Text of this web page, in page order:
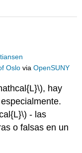
Oslo viaOpenSUNY
, hay
- las
o falsas en un